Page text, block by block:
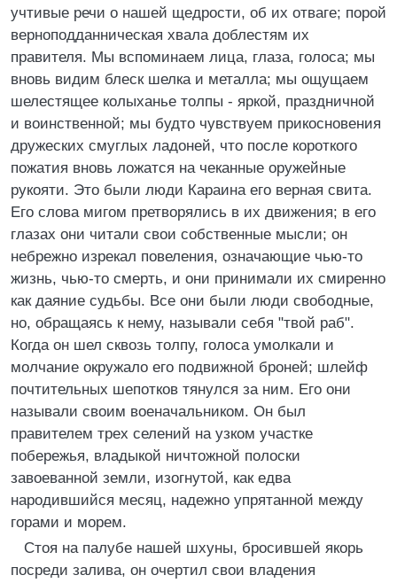
учтивые речи о нашей щедрости, об их отваге; порой
верноподданническая хвала доблестям их
правителя. Мы вспоминаем лица, глаза, голоса; мы
вновь видим блеск шелка и металла; мы ощущаем
шелестящее колыханье толпы - яркой, праздничной
и воинственной; мы будто чувствуем прикосновения
дружеских смуглых ладоней, что после короткого
пожатия вновь ложатся на чеканные оружейные
рукояти. Это были люди Караина его верная свита.
Его слова мигом претворялись в их движения; в его
глазах они читали свои собственные мысли; он
небрежно изрекал повеления, означающие чью-то
жизнь, чью-то смерть, и они принимали их смиренно
как даяние судьбы. Все они были люди свободные,
но, обращаясь к нему, называли себя "твой раб".
Когда он шел сквозь толпу, голоса умолкали и
молчание окружало его подвижной броней; шлейф
почтительных шепотков тянулся за ним. Его они
называли своим военачальником. Он был
правителем трех селений на узком участке
побережья, владыкой ничтожной полоски
завоеванной земли, изогнутой, как едва
народившийся месяц, надежно упрятанной между
горами и морем.
Стоя на палубе нашей шхуны, бросившей якорь
посреди залива, он очертил свои владения